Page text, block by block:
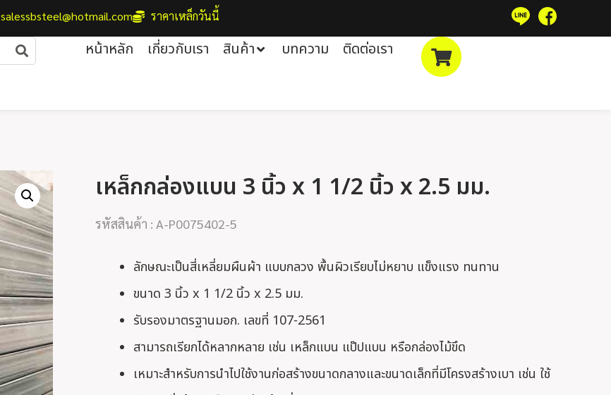
salessbsteel@hotmail.com ราคาเหล็กวันนี้
หน้าหลัก เกี่ยวกับเรา สินค้า บทความ ติดต่อเรา
เหล็กกล่องแบน 3 นิ้ว x 1 1/2 นิ้ว x 2.5 มม.
รหัสสินค้า : A-P0075402-5
ลักษณะเป็นสี่เหลี่ยมผืนผ้า แบบกลวง พื้นผิวเรียบไม่หยาบ แข็งแรง ทนทาน
ขนาด 3 นิ้ว x 1 1/2 นิ้ว x 2.5 มม.
รับรองมาตรฐานมอก. เลขที่ 107-2561
สามารถเรียกได้หลากหลาย เช่น เหล็กแบน แป๊ปแบน หรือกล่องไม้ขึด
เหมาะสำหรับการนำไปใช้งานก่อสร้างขนาดกลางและขนาดเล็กที่มีโครงสร้างเบา เช่น ใช้